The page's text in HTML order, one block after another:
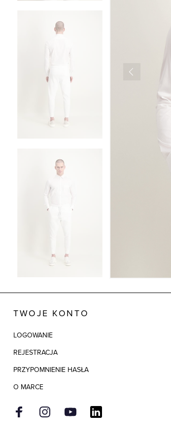
TWOJE KONTO
LOGOWANIE
REJESTRACJA
PRZYPOMNIENIE HASŁA
O MARCE